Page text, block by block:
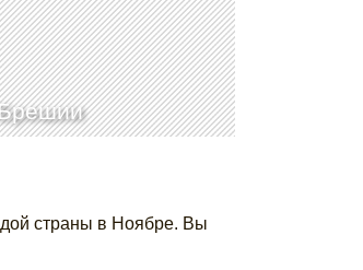
страны в Ноябре. Вы